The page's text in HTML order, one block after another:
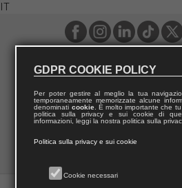
IT
GDPR COOKIE POLICY
Per poter gestire al meglio la tua
temporaneamente memorizzate alcune
denominati cookie. È molto importante che
politica sulla privacy e sui cookie di
informazioni, leggi la nostra politica sulla
Politica sulla privacy e sui cookie
Cookie necessari